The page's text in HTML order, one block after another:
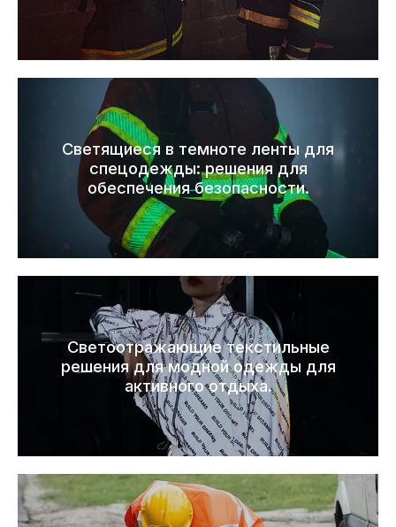
Светящиеся в темноте ленты для
спецодежды: решения для
обеспечения безопасности.
Светоотражающие текстильные
решения для модной одежды для
активного отдыха.